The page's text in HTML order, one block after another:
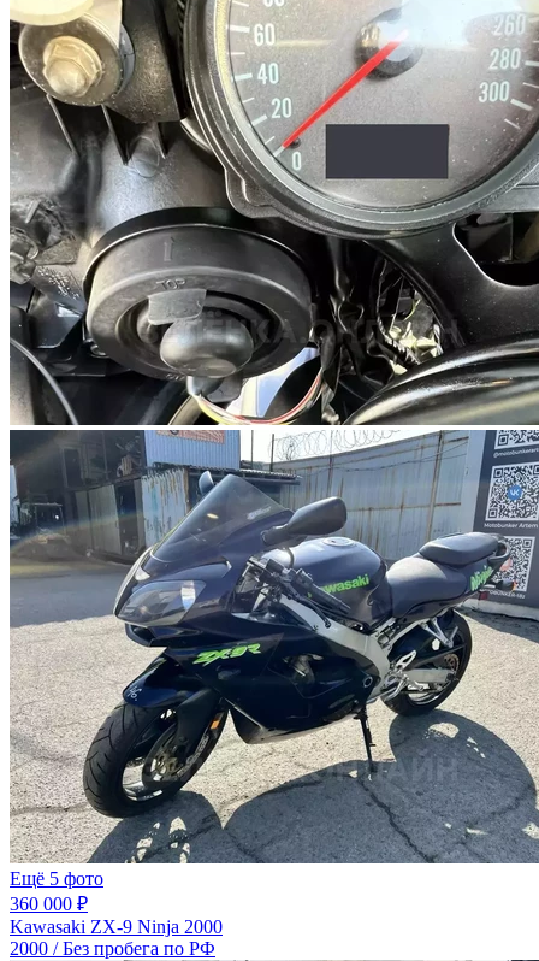
Ещё 5 фото
360 000 ₽
Kawasaki ZX-9 Ninja 2000
2000 / Без пробега по РФ